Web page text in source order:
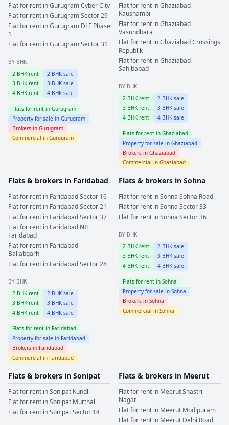
Flat for rent inGurugramCyber City
Flat for rent inGurugramSector 29
Flat for rent inGurugram DLF Phase
1
Flat for rent inGurugramSector 31
BY BHK
2 BHK rent 2 BHK sale
3 BHK rent 3 BHK sale
4 BHK rent 4 BHK sale
Flats for rent in Gurugram
Property for sale in Gurugram
Brokers in Gurugram
Commercial in Gurugram
Flat for rent inGhaziabad
Kaushambi
Flat for rent inGhaziabad
Vasundhara
Flat for rent inGhaziabadCrossings
Republik
Flat for rent inGhaziabad
Sahibabad
BY BHK
2 BHK rent 2 BHK sale
3 BHK rent 3 BHK sale
4 BHK rent 4 BHK sale
Flats for rent in Ghaziabad
Property for sale in Ghaziabad
Brokers in Ghaziabad
Commercial in Ghaziabad
Flats & brokers in Faridabad
Flat for rent in FaridabadSector 16
Flat for rent in FaridabadSector 21
Flat for rent in FaridabadSector 37
Flat for rent in Faridabad NIT
Faridabad
Flat for rent in Faridabad
Ballabgarh
Flat for rent in FaridabadSector 28
BY BHK
2 BHK rent 2 BHK sale
3 BHK rent 3 BHK sale
4 BHK rent 4 BHK sale
Flats for rent in Faridabad
Property for sale in Faridabad
Brokers in Faridabad
Commercial in Faridabad
Flats & brokers in Sohna
Flat for rent inSohna Sohna Road
Flat for rent inSohna Sector 33
Flat for rent inSohna Sector 36
BY BHK
2 BHK rent 2 BHK sale
3 BHK rent 3 BHK sale
4 BHK rent 4 BHK sale
Flats for rent in Sohna
Property for sale in Sohna
Brokers in Sohna
Commercial in Sohna
Flats & brokers in Sonipat
Flat for rent inSonipat Kundli
Flat for rent inSonipat Murthal
Flat for rent inSonipatSector 14
Flats & brokers in Meerut
Flat for rent in MeerutShastri
Nagar
Flat for rent in Meerut Modipuram
Flat for rent in Meerut Delhi Road